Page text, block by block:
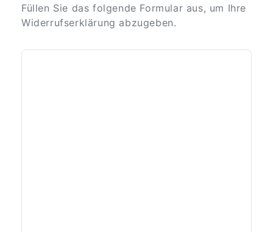
Füllen Sie das folgende Formular aus, um Ihre
Widerrufserklärung abzugeben.